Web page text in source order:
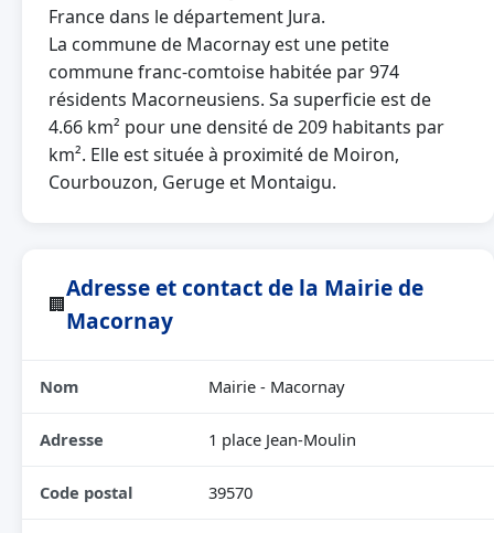
France dans le département Jura.
La commune de Macornay est une petite
commune franc-comtoise habitée par 974
résidents Macorneusiens. Sa superficie est de
4.66 km² pour une densité de 209 habitants par
km². Elle est située à proximité de Moiron,
Courbouzon, Geruge et Montaigu.
🏢
Adresse et contact de la Mairie de
Macornay
Nom Mairie - Macornay
Adresse 1 place Jean-Moulin
Code postal 39570